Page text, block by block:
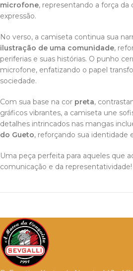
microfone, representando a força da
expressão.
No verso, a camiseta continua sua
ilustração de uma comunidade,
periferias e suas histórias. O punho
microfone, enfatizando o papel
sociedade.
Com sua base na cor preta,
gráficos vibrantes, a camiseta une
detalhes intrincados nas mangas
do Gueto, reforçando sua identidade
Uma peça perfeita para aqueles que
comunicação e da representatividade!